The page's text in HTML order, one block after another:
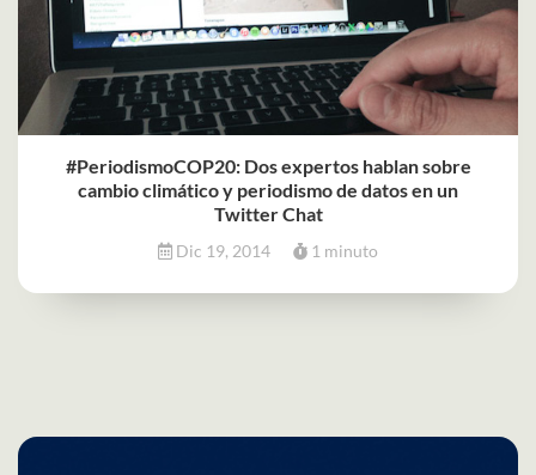
#PeriodismoCOP20: Dos expertos hablan sobre
cambio climático y periodismo de datos en un
Twitter Chat
Dic 19, 2014 1 minuto